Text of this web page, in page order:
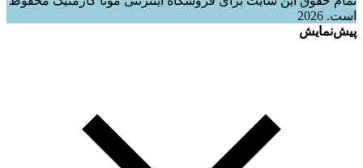
است. 2026
پیش‌نمایش